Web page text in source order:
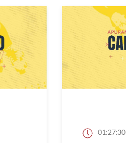
01:27:30